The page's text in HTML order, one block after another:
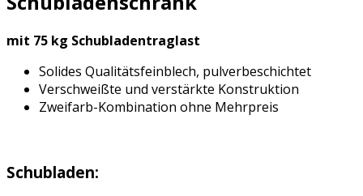
mit 75 kg Schubladentraglast
Solides Qualitätsfeinblech, pulverbeschichtet
Verschweißte und verstärkte Konstruktion
Zweifarb-Kombination ohne Mehrpreis
Schubladen: